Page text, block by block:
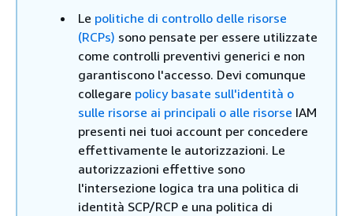
Le politiche di controllo delle risorse
(RCPs) sono pensate per essere utilizzate
come controlli preventivi generici e non
garantiscono l'accesso. Devi comunque
collegare policy basate sull'identità o
sulle risorse ai principali o alle risorse IAM
presenti nei tuoi account per concedere
effettivamente le autorizzazioni. Le
autorizzazioni effettive sono
l'intersezione logica tra una politica di
identità SCP/RCP e una politica di